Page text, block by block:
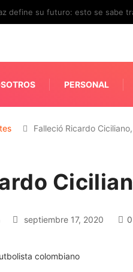
define su futuro: esto se sabe
PERSONAL
Falleció Ricardo
septiembre 17, 2020 0